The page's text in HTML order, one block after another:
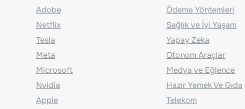
Adobe
Netflix
Tesla
Meta
Microsoft
Nvidia
Apple
Ödeme Yöntemleri
Sağlık ve İyi Yaşam
Yapay Zeka
Otonom Araçlar
Medya ve Eğlence
Hazır Yemek Ve Gıda
Telekom